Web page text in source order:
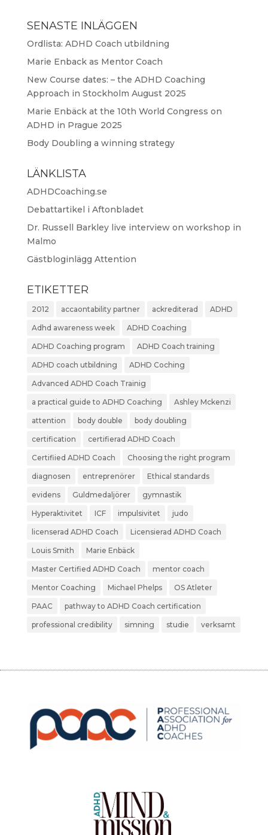
SENASTE INLÄGGEN
Ordlista: ADHD Coach utbildning
Marie Enback as Mentor Coach
New Course dates: – the ADHD Coaching
Approach in Stockholm August 2025
Marie Enbäck at the 10th World Congress on
ADHD in Prague 2025
Body Doubling a winning strategy
LÄNKLISTA
ADHDCoaching.se
Debattartikel i Aftonbladet
Dr. Russell Barkley live interview on workshop in
Malmo
Gästbloginlägg Attention
ETIKETTER
2012 accaontability partner ackrediterad ADHD
Adhd awareness week ADHD Coaching
ADHD Coaching program ADHD Coach training
ADHD coach utbildning ADHD Coching
Advanced ADHD Coach Trainig
a practical guide to ADHD Coaching Ashley Mckenzi
attention body double body doubling
certification certifierad ADHD Coach
Certifiied ADHD Coach Choosing the right program
diagnosen entreprenörer Ethical standards
evidens Guldmedaljörer gymnastik
Hyperaktivitet ICF impulsivitet judo
licenserad ADHD Coach Licensierad ADHD Coach
Louis Smith Marie Enbäck
Master Certified ADHD Coach mentor coach
Mentor Coaching Michael Phelps OS Atleter
PAAC pathway to ADHD Coach certification
professional credibility simning studie verksamt